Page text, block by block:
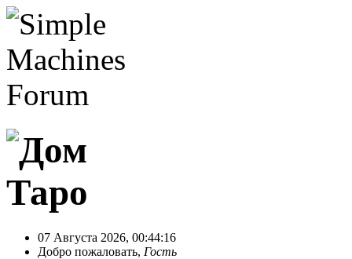
07 Августа 2026, 00:44:16
Добро пожаловать, Гость